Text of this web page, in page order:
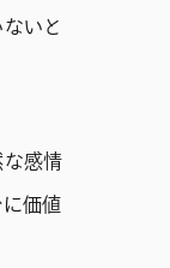
いと
な感情
価値